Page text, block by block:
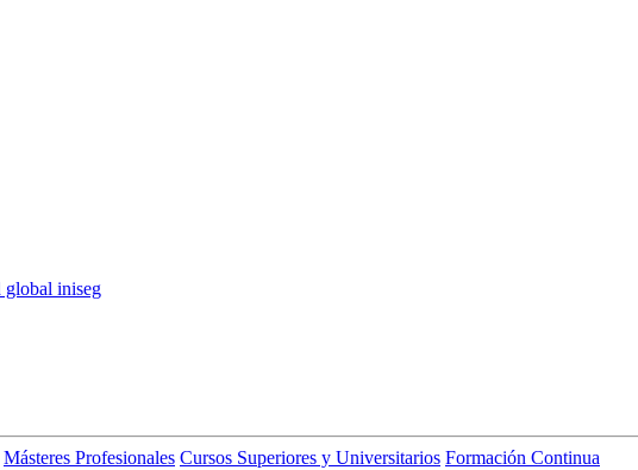
Másteres Profesionales Cursos Superiores y Universitarios Formación Continua